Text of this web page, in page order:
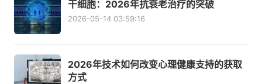
干细胞：2026年抗衰老治疗的突破
2026-05-14 03:59:16
2026年技术如何改变心理健康支持的获取
方式